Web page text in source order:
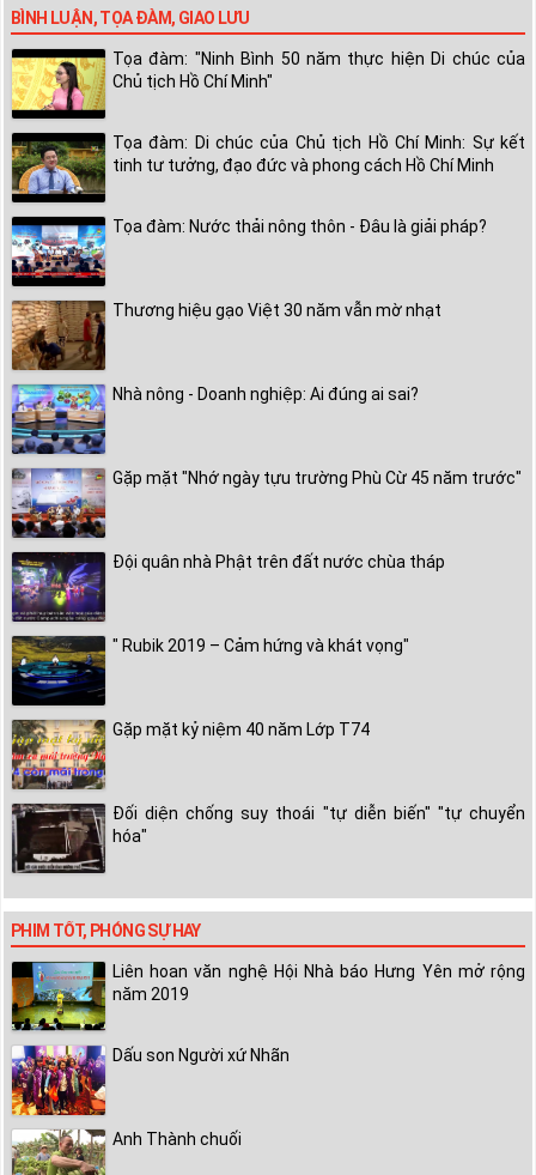
BÌNH LUẬN, TỌA ĐÀM, GIAO LƯU
Tọa đàm: "Ninh Bình 50 năm thực hiện Di chúc của
Chủ tịch Hồ Chí Minh"
Tọa đàm: Di chúc của Chủ tịch Hồ Chí Minh: Sự kết
tinh tư tưởng, đạo đức và phong cách Hồ Chí Minh
Tọa đàm: Nước thải nông thôn - Đâu là giải pháp?
Thương hiệu gạo Việt 30 năm vẫn mờ nhạt
Nhà nông - Doanh nghiệp: Ai đúng ai sai?
Gặp mặt "Nhớ ngày tựu trường Phù Cừ 45 năm trước"
Đội quân nhà Phật trên đất nước chùa tháp
" Rubik 2019 – Cảm hứng và khát vọng"
Gặp mặt kỷ niệm 40 năm Lớp T74
Đối diện chống suy thoái "tự diễn biến" "tự chuyển
hóa"
PHIM TỐT, PHÓNG SỰ HAY
Liên hoan văn nghệ Hội Nhà báo Hưng Yên mở rộng
năm 2019
Dấu son Người xứ Nhãn
Anh Thành chuối